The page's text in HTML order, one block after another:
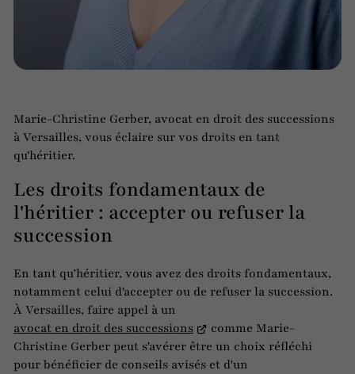
Marie-Christine Gerber, avocat en droit des successions
à Versailles, vous éclaire sur vos droits en tant
qu'héritier.
Les droits fondamentaux de
l'héritier : accepter ou refuser la
succession
En tant qu’héritier, vous avez des droits fondamentaux,
notamment celui d'accepter ou de refuser la succession.
À Versailles, faire appel à un
avocat en droit des successions
comme Marie-
Christine Gerber peut s'avérer être un choix réfléchi
pour bénéficier de conseils avisés et d'un